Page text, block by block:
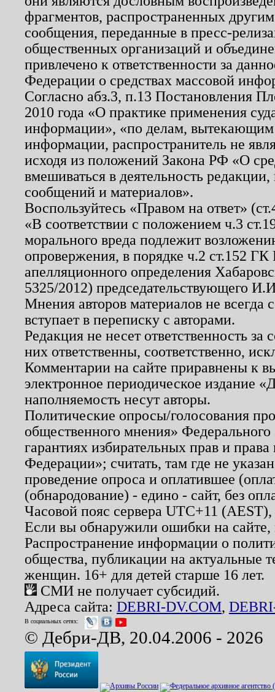
фрагментов, распространенных
сообщения, переданные в пресс-
общественных организаций и
привлечено к ответственности за
Федерации о средствах массовой
Согласно абз.3, п.13 Постановления
2010 года «О практике применения
информации», «по делам, вытекающим
информации, распространитель не
исходя из положений Закона РФ «О
вмешиваться в деятельность
сообщений и материалов».
Воспользуйтесь «Правом на ответ»
«В соответствии с положением ч.3
морального вреда подлежит
опровержения, в порядке ч.2 ст.152
апелляционного определения
5325/2012) председательствующего
Мнения авторов материалов не
вступает в переписку с авторами.
Редакция не несет ответственность
них ответственны, соответственно,
Комментарии на сайте приравнены к
электронное периодическое издание
наполняемость несут авторы.
Политические опросы/голосования
общественного мнения»
гарантиях избирательных прав и
Федерации»; считать, там где не
проведение опроса и оплатившее
(обнародование) - едино - сайт, без
Часовой пояс сервера UTC+11
Если вы обнаружили ошибки на
Распространение информации о
общества, публикации на актуальные
женщин. 16+ для детей старше 16 лет.
СМИ не получает субсидий.
Адреса сайта: DEBRI-DV.COM,
В социальных сетях:
© Дебри-ДВ, 20.04.2006 - 2026